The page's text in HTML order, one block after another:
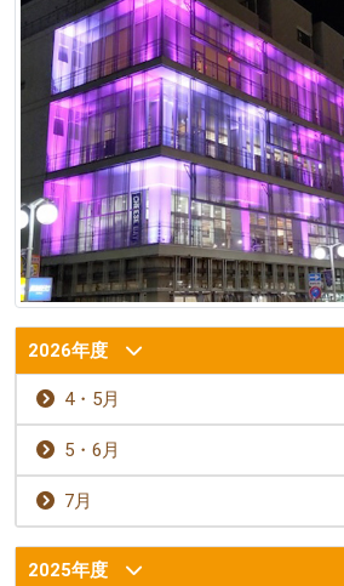
2026年度
4・5月
5・6月
7月
2025年度